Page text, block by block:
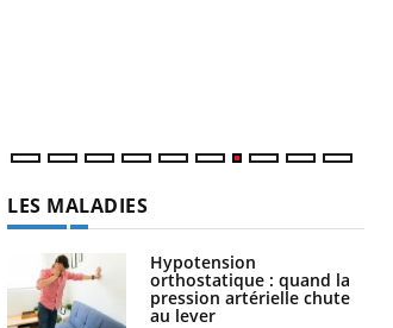
LES MALADIES
Hypotension
orthostatique : quand la
pression artérielle chute
au lever